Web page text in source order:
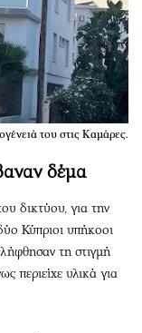
του στις Καμάρες.
δέμα
δικτύου, για την
Κύπριοι υπήκοοι
τη στιγμή
περιείχε υλικά για